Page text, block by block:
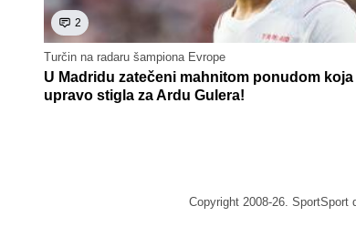
2
Turčin na radaru šampiona Evrope
U Madridu zatečeni mahnitom ponudom koja
upravo stigla za Ardu Gulera!
Copyright 2008-26. SportSport